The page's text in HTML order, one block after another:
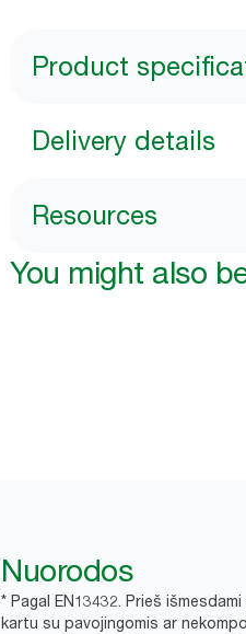
Product
Delivery details
Resources
You might also
Nuorodos
* Pagal EN13432. Prieš
kartu su pavojingomis ar